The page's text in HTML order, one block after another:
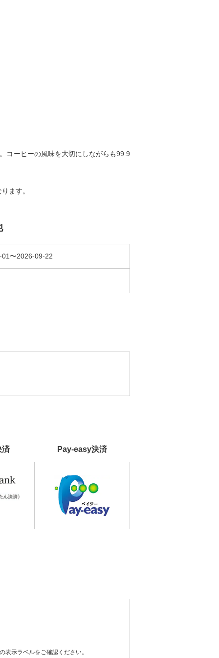
コーヒーの風味を大切にしながらも99.9
ます。
01〜2026-09-22
済 Pay-easy決済
示ラベルをご確認ください。